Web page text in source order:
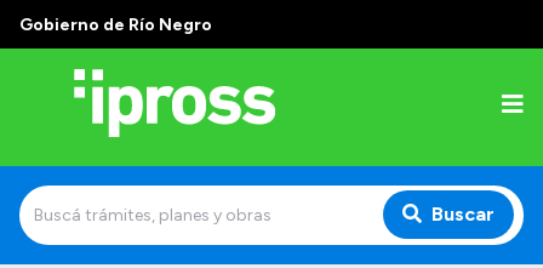
Gobierno de Río Negro
Buscar